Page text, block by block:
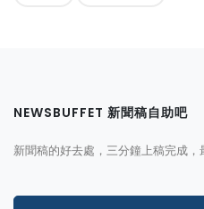
NEWSBUFFET 新聞稿自助吧
新聞稿的好去處，三分鐘上稿完成，